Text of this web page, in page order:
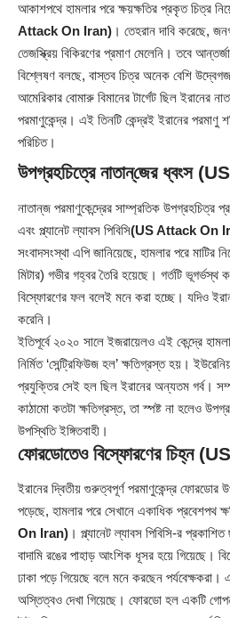
আকাশপথে হামলার পরে ক্ষয়ক্ষতির প্রকৃত চিত্র
Attack On Iran) । তেহরান দাবি করেছে,
তেজস্ক্রিয় বিকিরণের প্রমাণ মেলেনি। তবে
বিশ্লেষণ বলছে, বাস্তব চিত্র অনেক বেশি
আমেরিকার বোমারু বিমানের টার্গেট ছিল ইরানের
পরমাণুকেন্দ্র। এই তিনটি কেন্দ্রই ইরানের পরমাণু
পরিচিত।
উপগ্রহচিত্রে নাতান্‌জের
নাতান্‌জ পরমাণুকেন্দ্রের সাম্প্রতিক উপগ্রহচিত্র
এবং প্ল্যানেট ল্যাবস পিবিসি(US Attack On
সংবাদসংস্থা এপি জানিয়েছে, হামলার পরে
মিটার) গভীর গহ্বর তৈরি হয়েছে। গর্তটি ভূগর্ভস্থ
বিস্ফোরণের ফল বলেই মনে করা হচ্ছে। যদিও
করেনি।
ইতিপূর্বে ২০২০ সালে ইজরায়েলও এই কেন্দ্রে
নির্মিত ‘সেন্ট্রিফিউজ হল’ ক্ষতিগ্রস্ত হয়।
প্রযুক্তির সেই হল ছিল ইরানের অন্যতম গর্ব।
কাঠামো কতটা ক্ষতিগ্রস্ত, তা স্পষ্ট না হলেও
উপস্থিতি ইঙ্গিতবাহী।
ফোরডোতেও বিস্ফোরণের চিহ্ন
ইরানের দ্বিতীয় গুরুত্বপূর্ণ পরমাণুকেন্দ্র ফোরডোর
পড়েছে, হামলার পরে সেখানে একাধিক প্রবেশপথ
On Iran) । প্ল্যানেট ল্যাবস পিবিসি-র
বাদামি রঙের পাহাড় আংশিক ধূসর হয়ে গিয়েছে।
ঢাকা পড়ে গিয়েছে বলে মনে করছেন পর্যবেক্ষকরা।
অস্তিত্বও দেখা গিয়েছে। ফোরডো হল একটি গোপন